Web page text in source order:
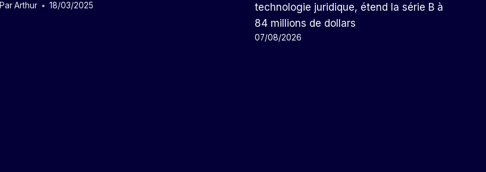
Par Arthur 18/03/2025
technologie juridique, étend la série B à
84 millions de dollars
07/08/2026